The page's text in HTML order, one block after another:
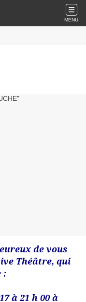
MENU
de vous
Théâtre, qui
:
à 21 h 00 à